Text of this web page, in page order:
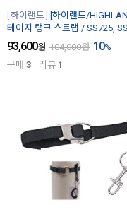
하이랜드
[하이랜드/
테이지 탱크 스트랩 / SS725,
93,600원 104,000원 10%
구매 3 리뷰 1